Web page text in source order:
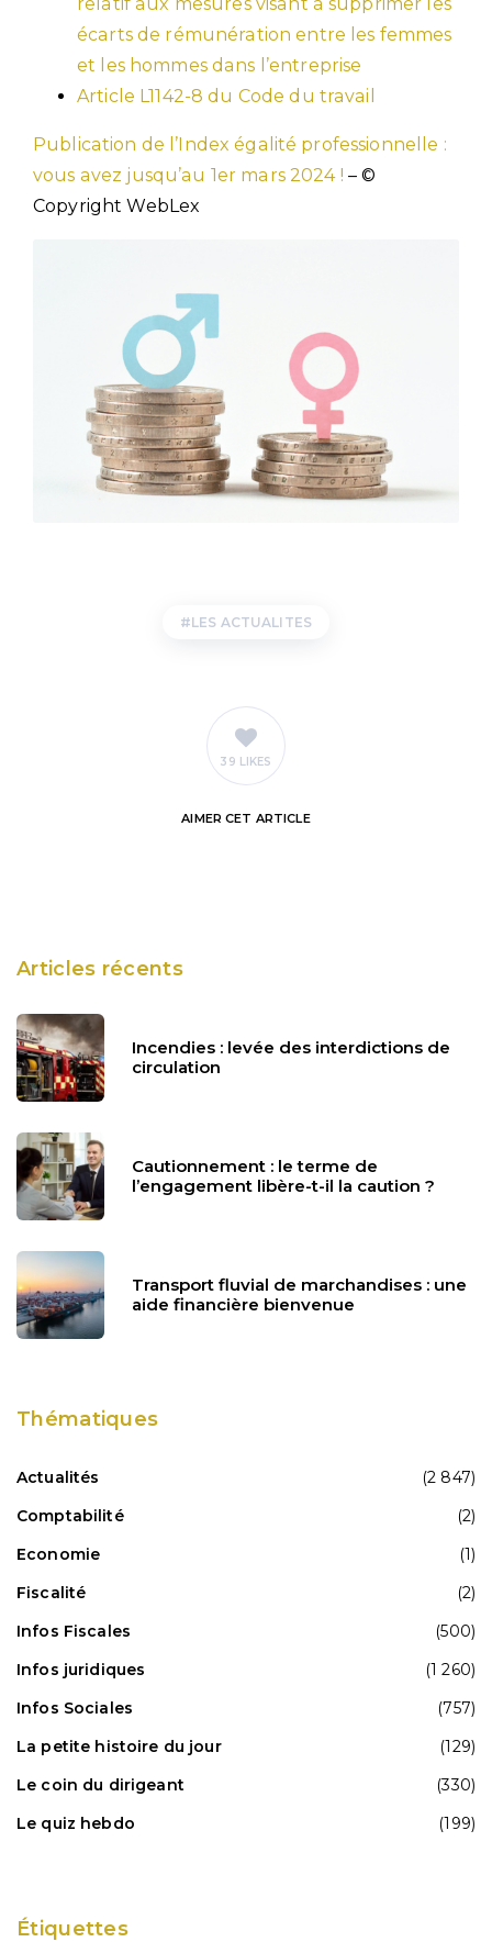
écarts de rémunération entre les femmes
et les hommes dans l’entreprise
Article L1142-8 du Code du travail
Publication de l’Index égalité professionnelle :
vous avez jusqu’au 1er mars 2024 ! – ©
Copyright WebLex
LES ACTUALITES
39 LIKES
AIMER CET ARTICLE
Articles récents
Incendies : levée des interdictions de
circulation
Cautionnement : le terme de
l’engagement libère-t-il la caution ?
Transport fluvial de marchandises : une
aide financière bienvenue
Thématiques
Actualités
(2 847)
Comptabilité
(2)
Economie
(1)
Fiscalité
(2)
Infos Fiscales
(500)
Infos juridiques
(1 260)
Infos Sociales
(757)
La petite histoire du jour
(129)
Le coin du dirigeant
(330)
Le quiz hebdo
(199)
Étiquettes